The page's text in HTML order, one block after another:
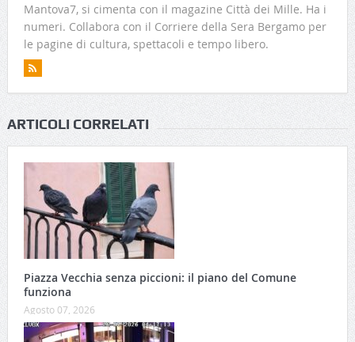
Mantova7, si cimenta con il magazine Città dei Mille. Ha i
numeri. Collabora con il Corriere della Sera Bergamo per
le pagine di cultura, spettacoli e tempo libero.
ARTICOLI CORRELATI
Piazza Vecchia senza piccioni: il piano del Comune
funziona
Agosto 07, 2026